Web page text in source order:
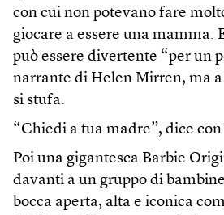
con cui non potevano fare
giocare a essere una mamma.
può essere divertente “per un
narrante di Helen Mirren, ma
si stufa.
“Chiedi a tua madre”, dice
Poi una gigantesca Barbie
davanti a un gruppo di
bocca aperta, alta e iconica